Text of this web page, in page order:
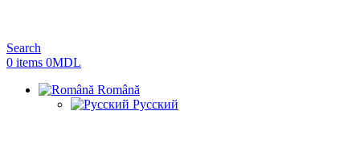
Search
0 items 0MDL
Română
Русский